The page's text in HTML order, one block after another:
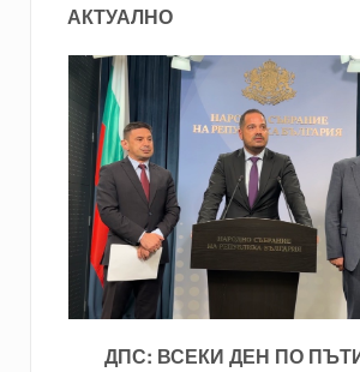
АКТУАЛНО
ДПС: ВСЕКИ ДЕН ПО